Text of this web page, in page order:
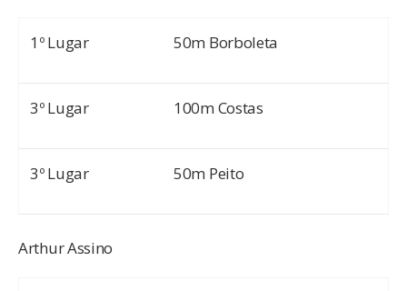
1º Lugar 50m Borboleta
3º Lugar 100m Costas
3º Lugar 50m Peito
Arthur Assino